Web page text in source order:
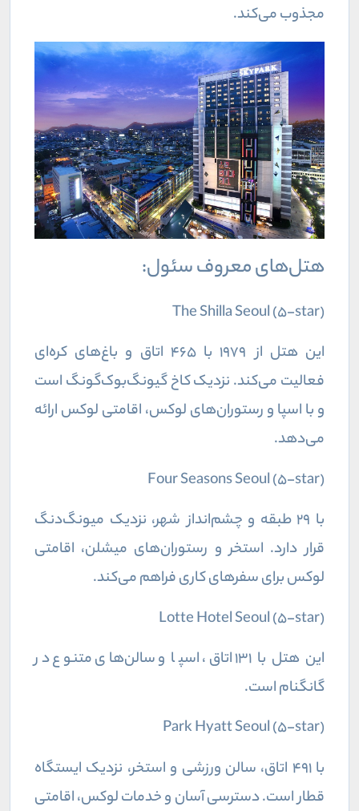
مجذوب می‌کند.
هتل‌های معروف سئول:
The Shilla Seoul (5-star)
این هتل از ۱۹۷۹ با ۴۶۵ اتاق و باغ‌های کره‌ای
فعالیت می‌کند. نزدیک کاخ گیونگ‌بوک‌گونگ است
و با اسپا و رستوران‌های لوکس، اقامتی لوکس ارائه
می‌دهد.
Four Seasons Seoul (5-star)
با ۲۹ طبقه و چشم‌انداز شهر، نزدیک میونگ‌دنگ
قرار دارد. استخر و رستوران‌های میشلن، اقامتی
لوکس برای سفرهای کاری فراهم می‌کند.
Lotte Hotel Seoul (5-star)
این هتل با ۱۳۱ اتاق، اسپا و سالن‌های متنوع در
گانگنام است.
Park Hyatt Seoul (5-star)
با ۴۹۱ اتاق، سالن ورزشی و استخر، نزدیک ایستگاه
قطار است. دسترسی آسان و خدمات لوکس، اقامتی